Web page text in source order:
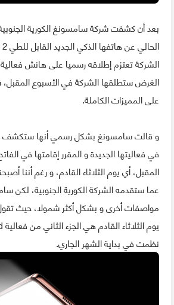
بعد أن كشفت شركة سامسونغ الكورية
الشركة تعتزم إطلاقه رسميا على هانش
الغرض ستطلقها الشركة في الأسبوع
على المميزات الكاملة.
في فعاليتها الجديدة و المقرر إقامتها في
المقبل، أي يوم الثلاثاء القادم، و رغم أننا
عما ستقدمه الشركة الكورية الجنوبية،
مواصفات أخرى و بشكل أكثر شمولا، حيث
نظمت في بداية الشهر الجاري.